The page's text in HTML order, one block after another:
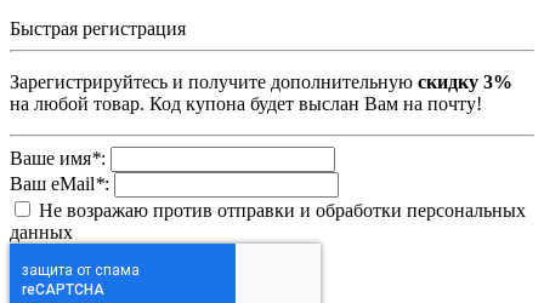
Быстрая регистрация
Зарегистрируйтесь и получите дополнительную скидку 3%
на любой товар. Код купона будет выслан Вам на почту!
Ваше имя*:
Ваш eMail*:
Не возражаю против отправки и обработки персональных
данных